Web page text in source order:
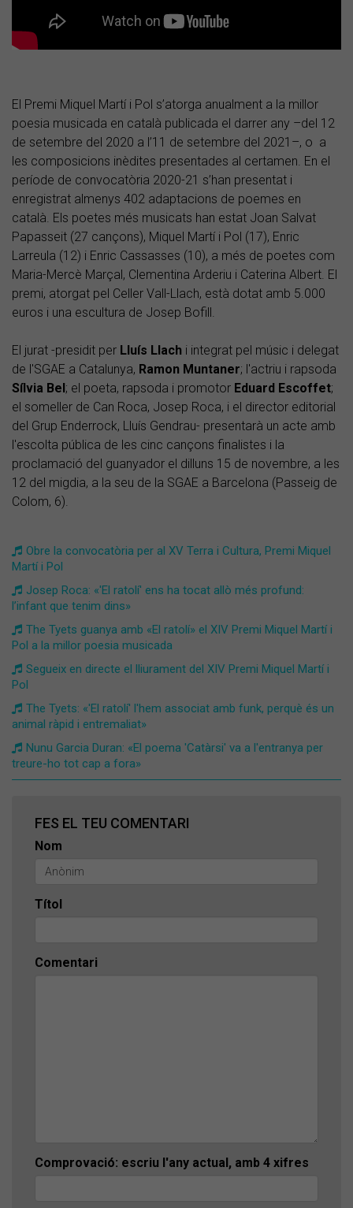
El Premi Miquel Martí i Pol s’atorga anualment a la millor
poesia musicada en català publicada el darrer any –del 12
de setembre del 2020 a l’11 de setembre del 2021–, o a
les composicions inèdites presentades al certamen. En el
període de convocatòria 2020-21 s’han presentat i
enregistrat almenys 402 adaptacions de poemes en
català. Els poetes més musicats han estat Joan Salvat
Papasseit (27 cançons), Miquel Martí i Pol (17), Enric
Larreula (12) i Enric Cassasses (10), a més de poetes com
Maria-Mercè Marçal, Clementina Arderiu i Caterina Albert. El
premi, atorgat pel Celler Vall-Llach, està dotat amb 5.000
euros i una escultura de Josep Bofill.
El jurat -presidit per Lluís Llach i integrat pel músic i delegat
de l'SGAE a Catalunya, Ramon Muntaner; l'actriu i rapsoda
Sílvia Bel; el poeta, rapsoda i promotor Eduard Escoffet;
el someller de Can Roca, Josep Roca, i el director editorial
del Grup Enderrock, Lluís Gendrau- presentarà un acte amb
l'escolta pública de les cinc cançons finalistes i la
proclamació del guanyador el dilluns 15 de novembre, a les
12 del migdia, a la seu de la SGAE a Barcelona (Passeig de
Colom, 6).
Obre la convocatòria per al XV Terra i Cultura, Premi Miquel
Martí i Pol
Josep Roca: «'El ratolí' ens ha tocat allò més profund:
l’infant que tenim dins»
The Tyets guanya amb «El ratolí» el XIV Premi Miquel Martí i
Pol a la millor poesia musicada
Segueix en directe el lliurament del XIV Premi Miquel Martí i
Pol
The Tyets: «'El ratolí' l'hem associat amb funk, perquè és un
animal ràpid i entremaliat»
Nunu Garcia Duran: «El poema 'Catàrsi' va a l'entranya per
treure-ho tot cap a fora»
FES EL TEU COMENTARI
Nom
Títol
Comentari
Comprovació: escriu l'any actual, amb 4 xifres